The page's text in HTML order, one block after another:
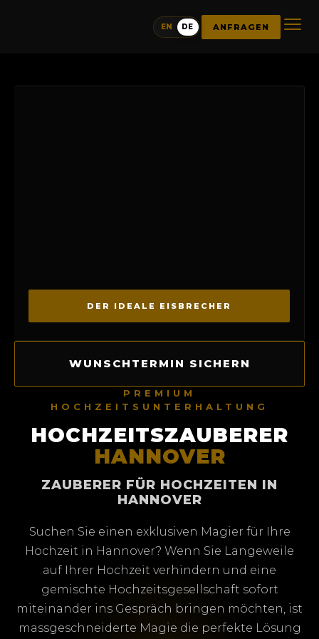
EN DE ANFRAGEN
PREMIUM
HOCHZEITSUNTERHALTUNG
HOCHZEITSZAUBERER
HANNOVER
ZAUBERER FÜR HOCHZEITEN IN
HANNOVER
Suchen Sie einen exklusiven Magier für Ihre
Hochzeit in Hannover? Wenn Sie Langeweile
auf Ihrer Hochzeit verhindern und eine
gemischte Hochzeitsgesellschaft sofort
miteinander ins Gespräch bringen möchten, ist
massgeschneiderte Magie die perfekte Lösung
DER IDEALE EISBRECHER
WUNSCHTERMIN SICHERN